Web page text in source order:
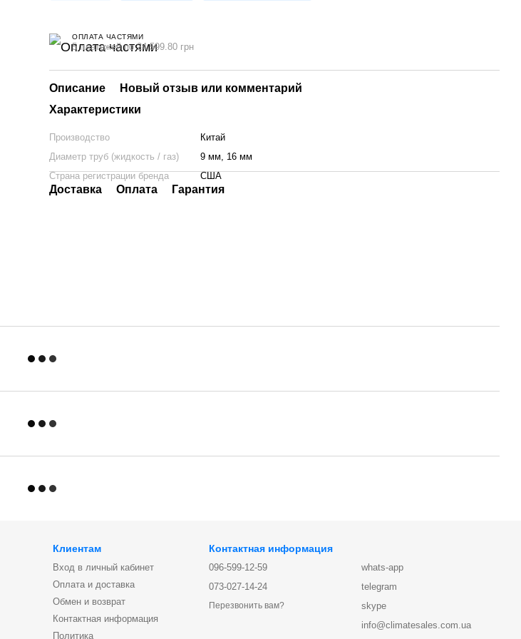
ОПЛАТА ЧАСТЯМИ
5 платежей по 24 599.80 грн
Описание
Новый отзыв или комментарий
Характеристики
Производство
Китай
Диаметр труб (жидкость / газ)
9 мм, 16 мм
Страна регистрации бренда
США
Доставка Оплата Гарантия
Клиентам
Вход в личный кабинет
Оплата и доставка
Обмен и возврат
Контактная информация
Политика
Контактная информация
096-599-12-59
073-027-14-24
Перезвонить вам?
whats-app
telegram
skype
info@climatesales.com.ua